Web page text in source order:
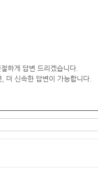
하게 답변 드리겠습니다.
더 신속한 답변이 가능합니다.